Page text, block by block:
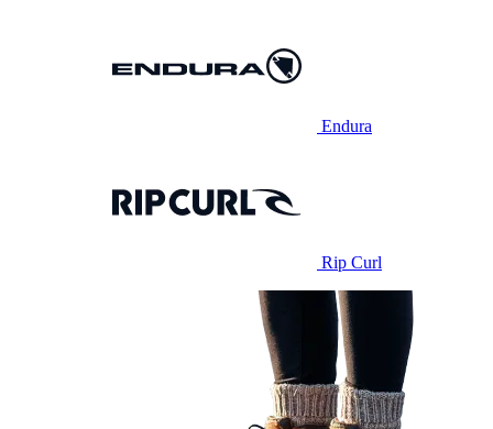
Endura
Rip Curl